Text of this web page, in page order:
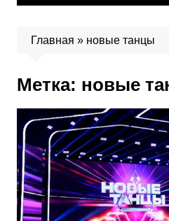
Главная » новые танцы
Метка: новые